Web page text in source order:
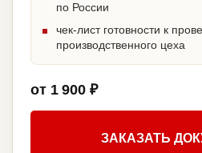
по России
чек-лист готовности к
производственного цеха
от 1 900 ₽
ЗАКАЗАТЬ